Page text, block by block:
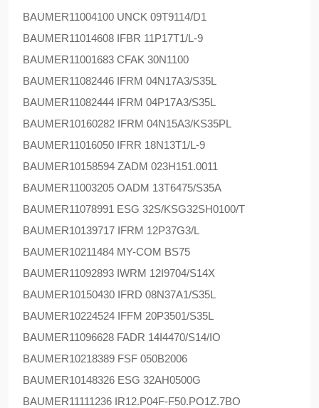
BAUMER11004100 UNCK 09T9114/D1
BAUMER11014608 IFBR 11P17T1/L-9
BAUMER11001683 CFAK 30N1100
BAUMER11082446 IFRM 04N17A3/S35L
BAUMER11082444 IFRM 04P17A3/S35L
BAUMER10160282 IFRM 04N15A3/KS35PL
BAUMER11016050 IFRR 18N13T1/L-9
BAUMER10158594 ZADM 023H151.0011
BAUMER11003205 OADM 13T6475/S35A
BAUMER11078991 ESG 32S/KSG32SH0100/T
BAUMER10139717 IFRM 12P37G3/L
BAUMER10211484 MY-COM BS75
BAUMER11092893 IWRM 12I9704/S14X
BAUMER10150430 IFRD 08N37A1/S35L
BAUMER10224524 IFFM 20P3501/S35L
BAUMER11096628 FADR 14I4470/S14/IO
BAUMER10218389 FSF 050B2006
BAUMER10148326 ESG 32AH0500G
BAUMER11111236 IR12.P04F-F50.PO1Z.7BO